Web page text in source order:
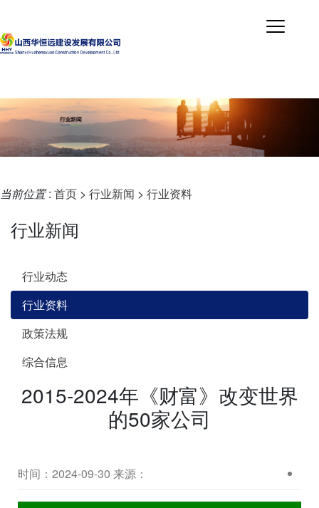
当前位置: 首页 > 行业新闻 > 行业资料
行业新闻
行业动态
行业资料
政策法规
综合信息
2015-2024年《财富》改变世界
的50家公司
时间：2024-09-30 来源：